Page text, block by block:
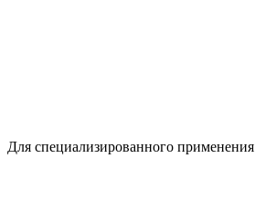
Для специализированного применения